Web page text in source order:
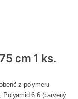
cm 1 ks.
z polymeru
Polyamid 6.6 (barvený